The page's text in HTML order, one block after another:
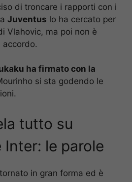
di troncare i rapporti con i
Juventus lo ha cercato per
Vlahovic, ma poi non è
ha firmato con la
si sta godendo le
tutto su
Inter: le parole
in gran forma ed è